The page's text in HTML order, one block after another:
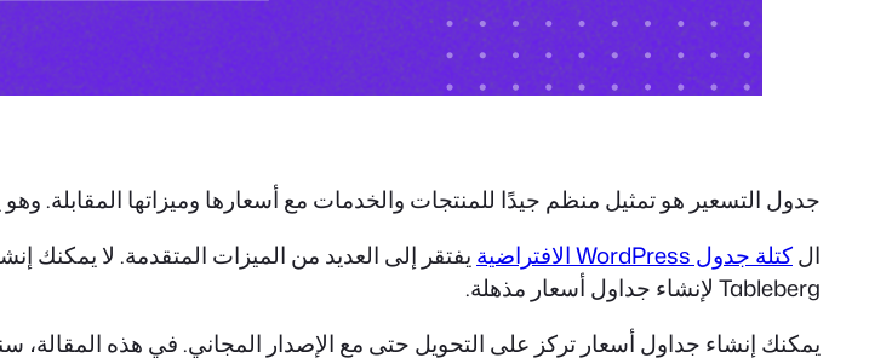
جدول التسعير هو تمثيل منظم جيدًا للمنتجات والخدمات مع أسعارها وميزاتها المقابلة.
الكتلة جدول WordPress الافتراضية
يفتقر إلى العديد من الميزات المتقدمة. لا يمكنك
Tableberg لإنشاء جداول أسعار مذهلة.